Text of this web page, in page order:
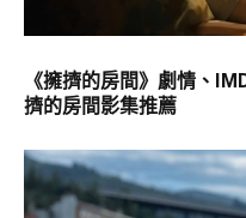
《擁擠的房間》劇情、
擠的房間影集推薦